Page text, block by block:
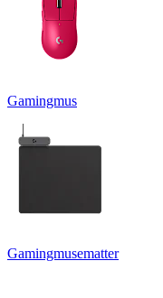
Gamingmus
Gamingmusematter